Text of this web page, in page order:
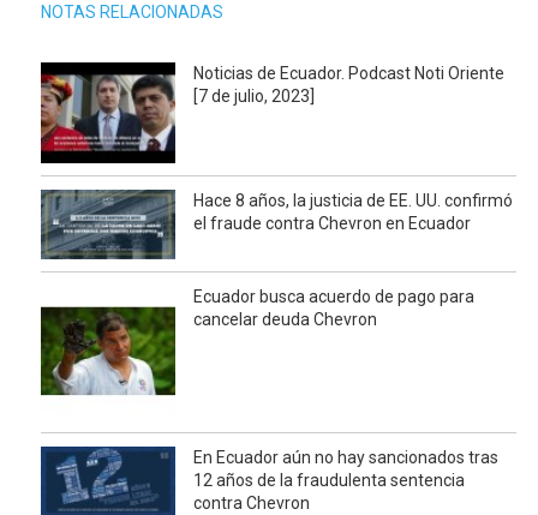
NOTAS RELACIONADAS
Noticias de Ecuador. Podcast Noti Oriente
[7 de julio, 2023]
Hace 8 años, la justicia de EE. UU. confirmó
el fraude contra Chevron en Ecuador
Ecuador busca acuerdo de pago para
cancelar deuda Chevron
En Ecuador aún no hay sancionados tras
12 años de la fraudulenta sentencia
contra Chevron